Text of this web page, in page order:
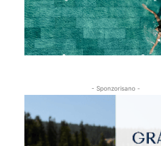
- Sponzorisano -